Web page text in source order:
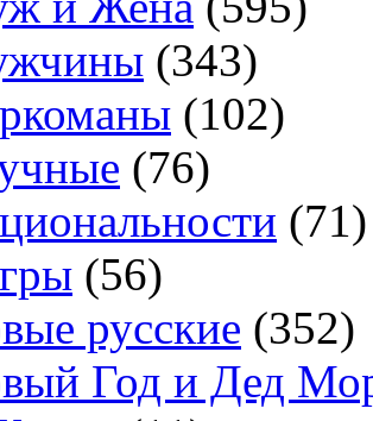
(343)
(102)
(76)
(71)
(56)
русские (352)
Год и Дед